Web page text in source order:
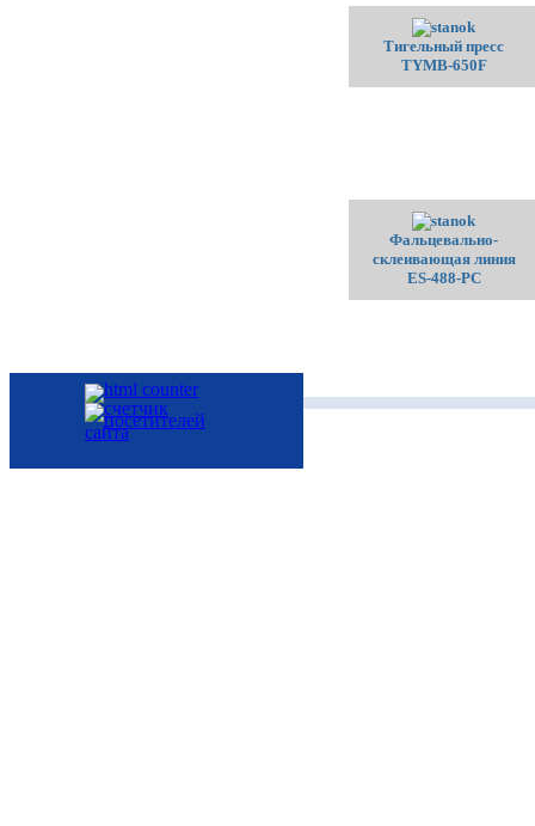
Тигельный пресс
TYMB-650F
Фальцевально-
склеивающая линия
ES-488-PC